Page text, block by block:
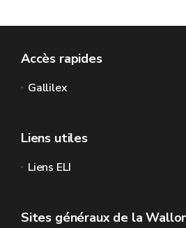
Accès rapides
Gallilex
Liens utiles
Liens ELI
Sites généraux de la